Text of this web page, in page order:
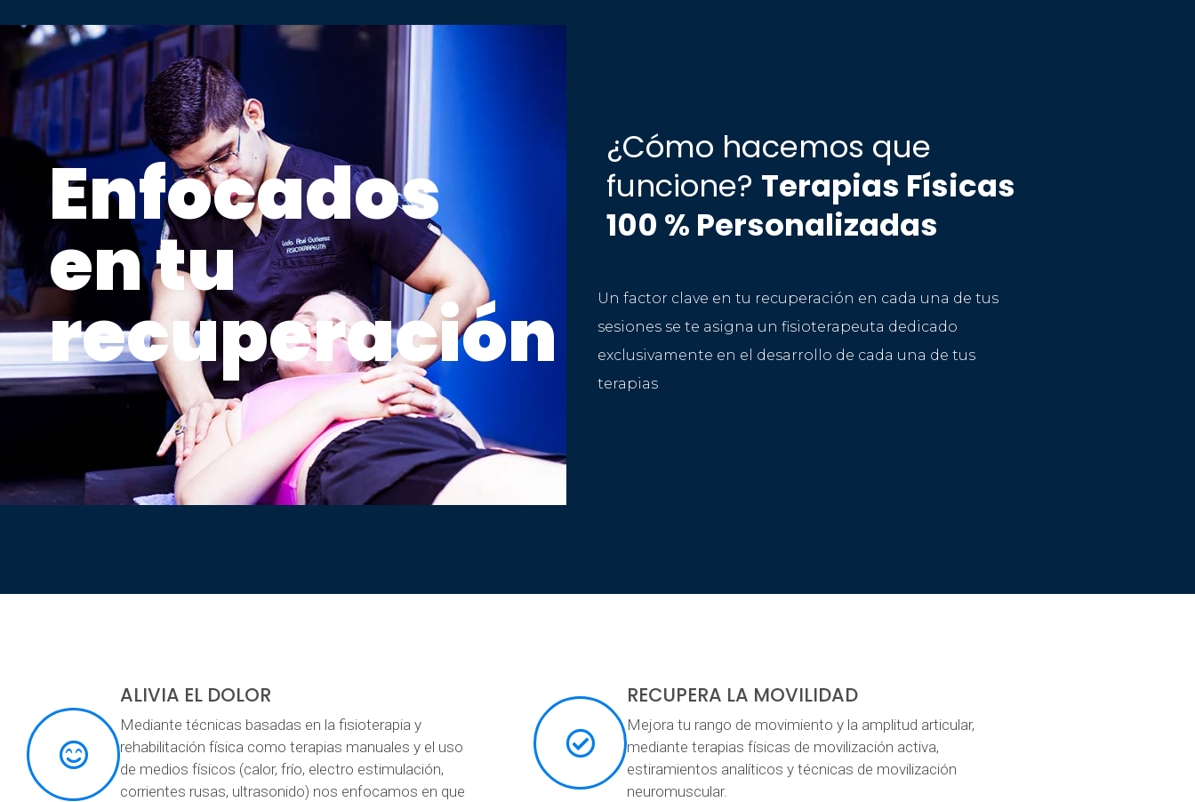
Enfocados
en tu
recuperación
¿Cómo hacemos que
funcione? Terapias Físicas
100 % Personalizadas
Un factor clave en tu recuperación en cada una de tus
sesiones se te asigna un fisioterapeuta dedicado
exclusivamente en el desarrollo de cada una de tus
terapias
ALIVIA EL DOLOR
Mediante técnicas basadas en la fisioterapia y
rehabilitación física como terapias manuales y el uso
de medios físicos (calor, frío, electro estimulación,
corrientes rusas, ultrasonido) nos enfocamos en que
RECUPERA LA MOVILIDAD
Mejora tu rango de movimiento y la amplitud articular,
mediante terapias físicas de movilización activa,
estiramientos analíticos y técnicas de movilización
neuromuscular.